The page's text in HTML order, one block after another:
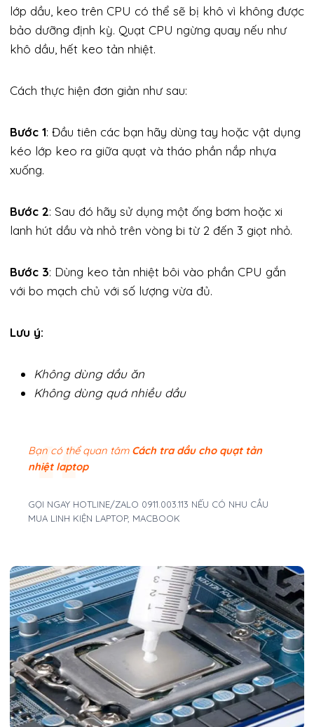
lớp dầu, keo trên CPU có thể sẽ bị khô vì không được
bảo dưỡng định kỳ. Quạt CPU ngừng quay nếu như
khô dầu, hết keo tản nhiệt.
Cách thực hiện đơn giản như sau:
Bước 1: Đầu tiên các bạn hãy dùng tay hoặc vật dụng
kéo lớp keo ra giữa quạt và tháo phần nắp nhựa
xuống.
Bước 2: Sau đó hãy sử dụng một ống bơm hoặc xi
lanh hút dầu và nhỏ trên vòng bi từ 2 đến 3 giọt nhỏ.
Bước 3: Dùng keo tản nhiệt bôi vào phần CPU gắn
với bo mạch chủ với số lượng vừa đủ.
Lưu ý:
Không dùng dầu ăn
Không dùng quá nhiều dầu
Bạn có thể quan tâm Cách tra dầu cho quạt tản
nhiệt laptop
GỌI NGAY HOTLINE/ZALO 0911.003.113 NẾU CÓ NHU CẦU
MUA LINH KIỆN LAPTOP, MACBOOK